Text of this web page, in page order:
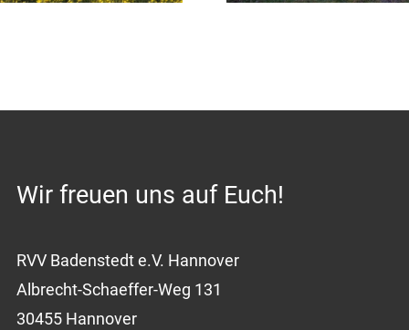
Wir freuen uns auf Euch!
RVV Badenstedt e.V. Hannover
Albrecht-Schaeffer-Weg 131
30455 Hannover